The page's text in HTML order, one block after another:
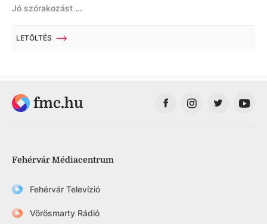
Jó szórakozást ...
LETÖLTÉS
fmc.hu
Fehérvár Médiacentrum
Fehérvár Televízió
Vörösmarty Rádió